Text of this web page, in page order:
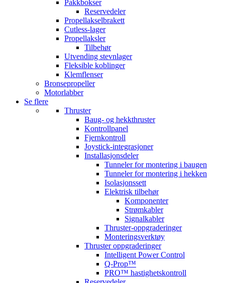
Pakkbokser
Reservedeler
Propellakselbrakett
Cutless-lager
Propellaksler
Tilbehør
Utvending stevnlager
Fleksible koblinger
Klemflenser
Bronsepropeller
Motorlabber
Se flere
Thruster
Baug- og hekkthruster
Kontrollpanel
Fjernkontroll
Joystick-integrasjoner
Installasjonsdeler
Tunneler for montering i baugen
Tunneler for montering i hekken
Isolasjonssett
Elektrisk tilbehør
Komponenter
Strømkabler
Signalkabler
Thruster-oppgraderinger
Monteringsverktøy
Thruster oppgraderinger
Intelligent Power Control
Q-Prop™
PRO™ hastighetskontroll